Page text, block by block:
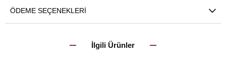
ÖDEME SEÇENEKLERI
İlgili Ürünler